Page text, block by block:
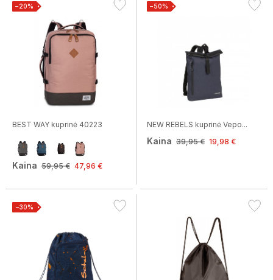
−20%
BEST WAY kuprinė 40223
Kaina 59,95 € 47,96 €
−50%
NEW REBELS kuprinė Vepo...
Kaina 39,95 € 19,98 €
−30%